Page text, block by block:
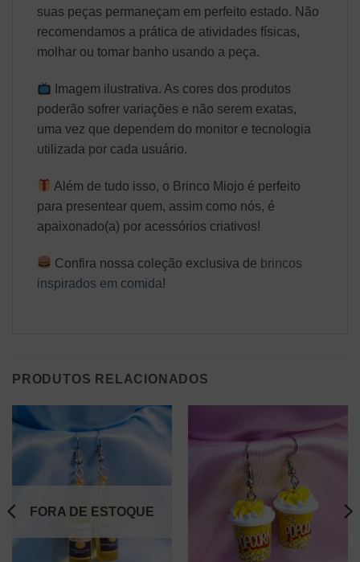
suas peças permaneçam em perfeito estado. Não
recomendamos a prática de atividades físicas,
molhar ou tomar banho usando a peça.
Imagem ilustrativa. As cores dos produtos
poderão sofrer variações e não serem exatas,
uma vez que dependem do monitor e tecnologia
utilizada por cada usuário.
Além de tudo isso, o Brinco Miojo é perfeito
para presentear quem, assim como nós, é
apaixonado(a) por acessórios criativos!
Confira nossa coleção exclusiva de brincos
inspirados em comida!
PRODUTOS RELACIONADOS
FORA DE ESTOQUE